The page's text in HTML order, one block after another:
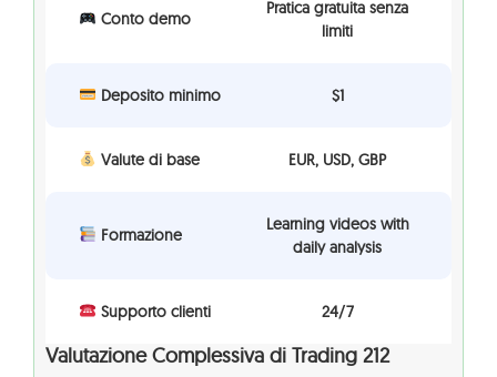
Conto demo
Pratica gratuita senza
limiti
Deposito minimo $1
Valute di base EUR, USD, GBP
Formazione
Learning videos with
daily analysis
Supporto clienti 24/7
Valutazione Complessiva di Trading 212